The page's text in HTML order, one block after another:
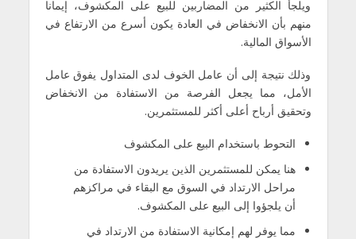
ويلجأ الكثير من المضاربين للبيع على المكشوف، إيمانا
منهم بأن الانخفاض في العادة يكون أسرع من الارتفاع في
الأسواق المالية.
وذلك نتيجة إلى أن عامل الخوف لدى المتداول يفوق عامل
الأمل، مما يجعل الفرصة من الاستفادة من الانخفاض
وتحقيق أرباح أعلى أكثر للمستثمرين.
التحوط باستخدام البيع على المكشوف
هنا يمكن للمستثمرين الذين يريدون الاستفادة من
مراحل الارتداد في السوق مع البقاء في مراكزهم
أن يلجؤوا إلى البيع على المكشوف.
مما يوفر لهم إمكانية الاستفادة من الارتداد في